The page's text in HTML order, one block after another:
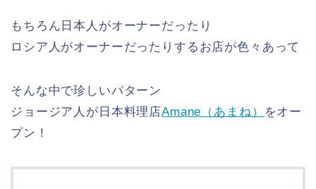
もちろん日本人がオーナーだったり
ロシア人がオーナーだったりするお店が色々あって
そんな中で珍しいパターン
ジョージア人が日本料理店Amane（あまね）
をオー
プン！